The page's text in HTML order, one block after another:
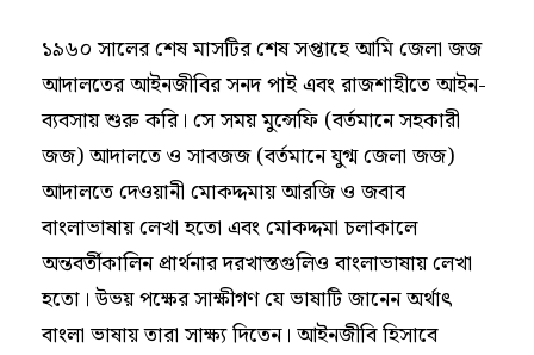
১৯৬০ সালের শেষ মাসটির শেষ সপ্তাহে আমি জেলা জজ
আদালতের আইনজীবির সনদ পাই এবং রাজশাহীতে আইন-
ব্যবসায় শুরু করি। সে সময় মুন্সেফি (বর্তমানে সহকারী
জজ) আদালতে ও সাবজজ (বর্তমানে যুগ্ম জেলা জজ)
আদালতে দেওয়ানী মোকদ্দমায় আরজি ও জবাব
বাংলাভাষায় লেখা হতো এবং মোকদ্দমা চলাকালে
অন্তবর্তীকালিন প্রার্থনার দরখাস্তগুলিও বাংলাভাষায় লেখা
হতো। উভয় পক্ষের সাক্ষীগণ যে ভাষাটি জানেন অর্থাৎ
বাংলা ভাষায় তারা সাক্ষ্য দিতেন। আইনজীবি হিসাবে